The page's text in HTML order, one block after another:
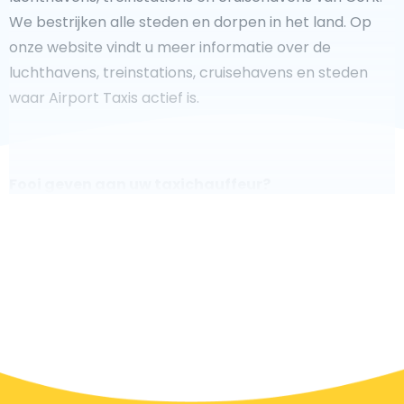
We bestrijken alle steden en dorpen in het land. Op
onze website vindt u meer informatie over de
luchthavens, treinstations, cruisehavens en steden
waar Airport Taxis actief is.
mogelijk heeft gemaakt, dan bent u van harte welkom
om een fooi te geven.